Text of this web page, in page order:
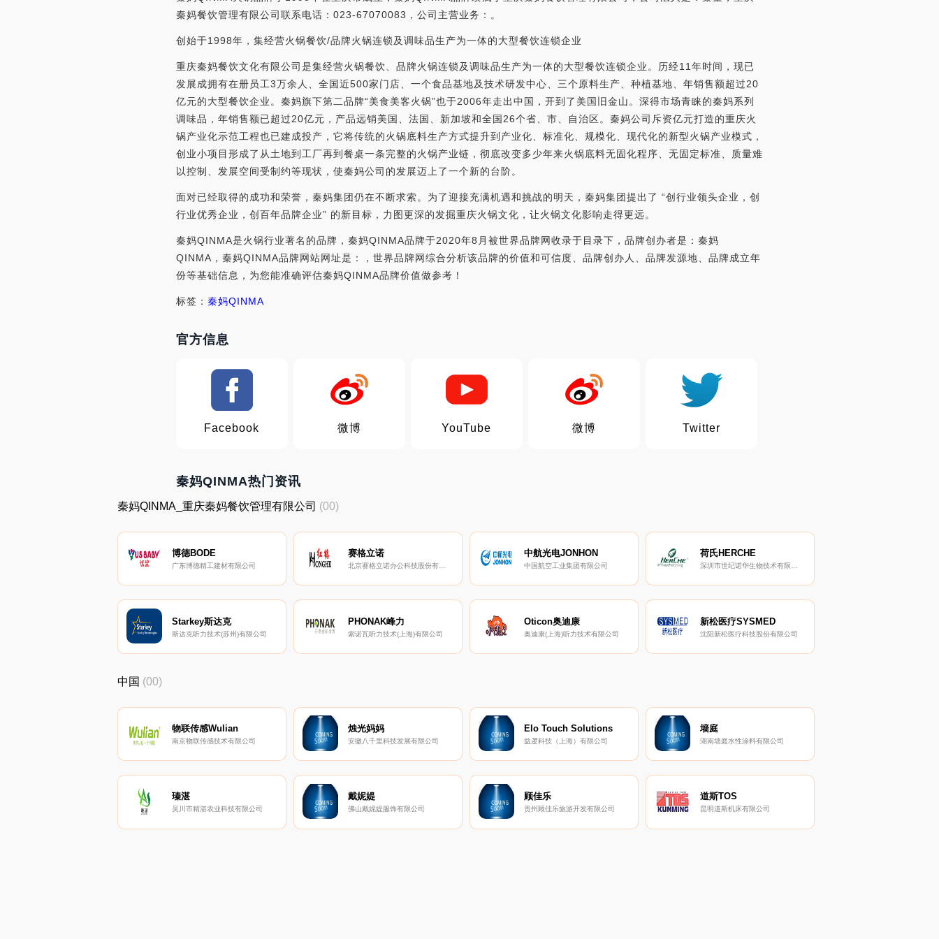
秦妈餐饮管理有限公司联系电话：023-67070083，公司主营业务：。
创始于1998年，集经营火锅餐饮/品牌火锅连锁及调味品生产为一体的大型餐饮连锁企业
重庆秦妈餐饮文化有限公司是集经营火锅餐饮、品牌火锅连锁及调味品生产为一体的大型餐饮连锁企业。历经11年时间，现已
发展成拥有在册员工3万余人、全国近500家门店、一个食品基地及技术研发中心、三个原料生产、种植基地、年销售额超过20
亿元的大型餐饮企业。秦妈旗下第二品牌“美食美客火锅”也于2006年走出中国，开到了美国旧金山。深得市场青睐的秦妈系列
调味品，年销售额已超过20亿元，产品远销美国、法国、新加坡和全国26个省、市、自治区。秦妈公司斥资亿元打造的重庆火
锅产业化示范工程也已建成投产，它将传统的火锅底料生产方式提升到产业化、标准化、规模化、现代化的新型火锅产业模式，
创业小项目形成了从土地到工厂再到餐桌一条完整的火锅产业链，彻底改变多少年来火锅底料无固化程序、无固定标准、质量难
以控制、发展空间受制约等现状，使秦妈公司的发展迈上了一个新的台阶。
面对已经取得的成功和荣誉，秦妈集团仍在不断求索。为了迎接充满机遇和挑战的明天，秦妈集团提出了 “创行业领头企业，创
行业优秀企业，创百年品牌企业” 的新目标，力图更深的发掘重庆火锅文化，让火锅文化影响走得更远。
秦妈QINMA是火锅行业著名的品牌，秦妈QINMA品牌于2020年8月被世界品牌网收录于目录下，品牌创办者是：秦妈
QINMA，秦妈QINMA品牌网站网址是：，世界品牌网综合分析该品牌的价值和可信度、品牌创办人、品牌发源地、品牌成立年
份等基础信息，为您能准确评估秦妈QINMA品牌价值做参考！
标签： 秦妈QINMA
官方信息
Facebook 微博 YouTube 微博 Twitter
秦妈QINMA热门资讯
秦妈QINMA_重庆秦妈餐饮管理有限公司 (00)
博德BODE
广东博德精工建材有限公司
赛格立诺 中航光电JONHON
中国航空工业集团有限公司
荷氏HERCHE
Starkey斯达克
斯达克听力技术(苏州)有限公司
PHONAK峰力
索诺瓦听力技术(上海)有限公司
Oticon奥迪康
奥迪康(上海)听力技术有限公司
新松医疗SYSMED
沈阳新松医疗科技股份有限公司
中国 (00)
物联传感Wulian
南京物联传感技术有限公司
烛光妈妈
安徽八千里科技发展有限公司
Elo Touch Solutions
益逻科技（上海）有限公司
墙庭
湖南墙庭水性涂料有限公司
瑧湛
吴川市精湛农业科技有限公司
戴妮媞
佛山戴妮媞服饰有限公司
顾佳乐
贵州顾佳乐旅游开发有限公司
道斯TOS
昆明道斯机床有限公司